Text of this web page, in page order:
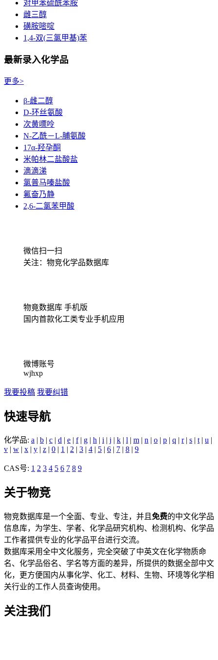
对甲苯硫酰苯胺
雌三醇
磺胺嘧啶
1,4-双(三氯甲基)苯
最新录入化学品
更多>
β-雌二醇
D-环丝氨酸
次黄嘌呤
N-乙酰－L-脯氨酸
17α-羟孕酮
米帕林二盐酸盐
滴滴涕
氯普马嗪盐酸
氟奋乃静
2,6-二氯苯甲酸
微信扫一扫
关注：物竞化学品数据库
物竟数据库 手机版
国内首款化工类专业手机应用
微博账号
wjhxp
我要投稿 我要纠错
快速导航
化学品: a | b | c | d | e | f| g | h | i | j | k | l | m | n | o | p | q | r| s | t| u |
v | w | x | y | z | 0 | 1 | 2 | 3 | 4 | 5 | 6 | 7 | 8 | 9
CAS号: 1 2 3 4 5 6 7 8 9
关于物竞
物竞数据库是一个全面、专业、专注，并且 免费的中文化学品
信息库，为学生、学者、化学品研究机构、检测机构、化学品
工作者提供专业的化学品平台进行交流。
数据库采用全中文化服务，完全突破了中英文在化学物质命
名、化学品俗名、学名等方面的差异，所提供的数据全部中文
化，更方便国内从事化学、化工、材料、生物、环境等化学相
关行业的工作人员查询使用。
关注我们